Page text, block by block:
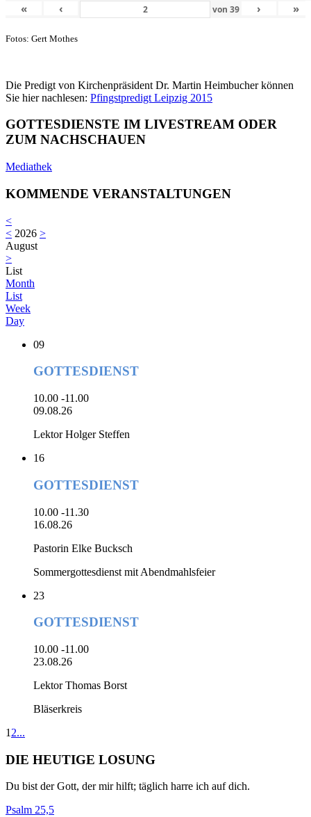
« ‹ von39 › »
Fotos: Gert Mothes
Die Predigt von Kirchenpräsident Dr. Martin Heimbucher können
Sie hier nachlesen: Pfingstpredigt Leipzig 2015
GOTTESDIENSTE IM LIVESTREAM ODER
ZUM NACHSCHAUEN
Mediathek
KOMMENDE VERANSTALTUNGEN
<
< 2026 >
August
>
List
Month
List
Week
Day
09
GOTTESDIENST
10.00 -11.00
09.08.26
Lektor Holger Steffen
16
GOTTESDIENST
10.00 -11.30
16.08.26
Pastorin Elke Bucksch
Sommergottesdienst mit Abendmahlsfeier
23
GOTTESDIENST
10.00 -11.00
23.08.26
Lektor Thomas Borst
Bläserkreis
1 2...
DIE HEUTIGE LOSUNG
Du bist der Gott, der mir hilft; täglich harre ich auf dich.
Psalm 25,5